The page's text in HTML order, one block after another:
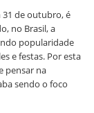
de outubro, é
no Brasil, a
popularidade
e festas. Por esta
pensar na
sendo o foco